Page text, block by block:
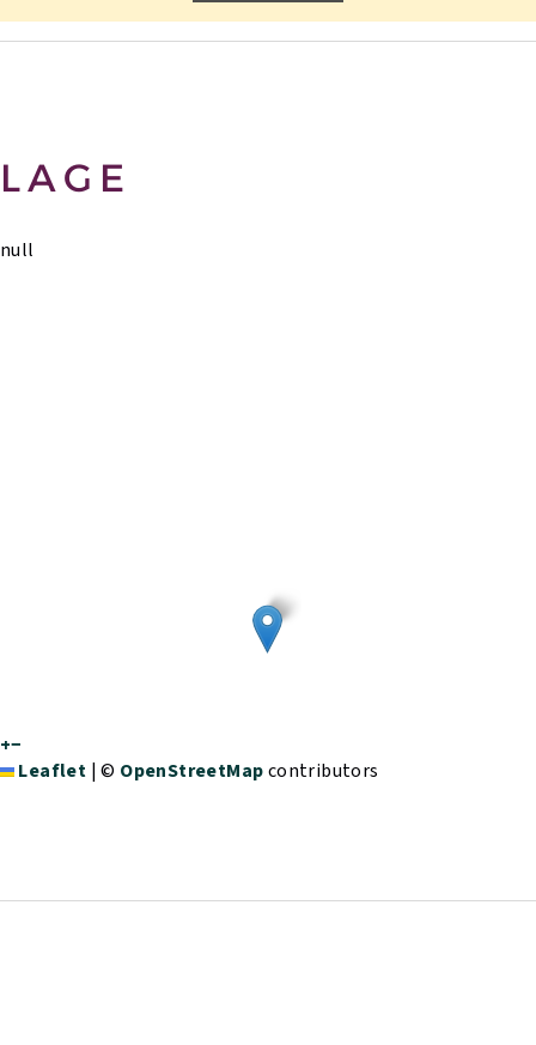
LAGE
null
+−
Leaflet |© OpenStreetMapcontributors